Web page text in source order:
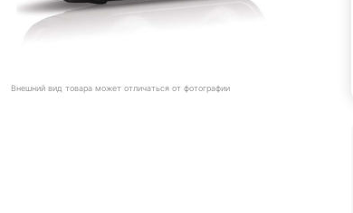
Внешний вид товара может отличаться от фотографии